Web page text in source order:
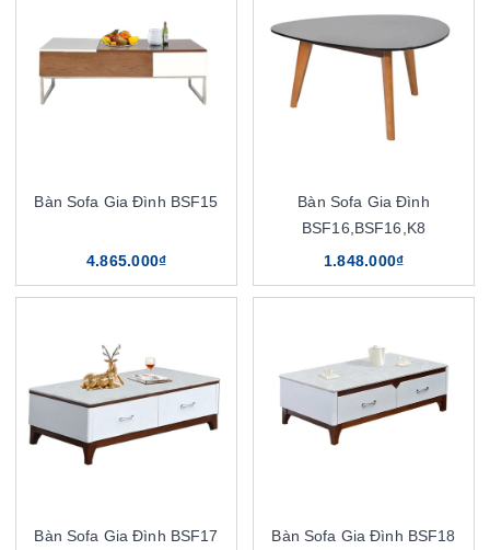
Bàn Sofa Gia Đình BSF15
4.865.000₫
Bàn Sofa Gia Đình
BSF16,BSF16,K8
1.848.000₫
Bàn Sofa Gia Đình BSF17 Bàn Sofa Gia Đình BSF18